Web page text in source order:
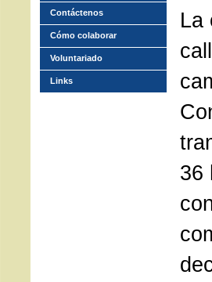
La
36
Contáctenos
Cómo colaborar
Voluntariado
Links